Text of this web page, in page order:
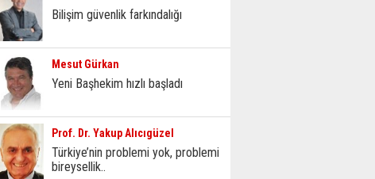
Bilişim güvenlik farkındalığı
Mesut Gürkan
Yeni Başhekim hızlı başladı
Prof. Dr. Yakup Alıcıgüzel
Türkiye’nin problemi yok, problemi
bireysellik..